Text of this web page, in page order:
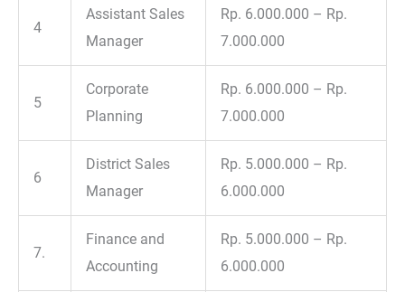
4
Assistant Sales
Manager
Rp. 6.000.000 – Rp.
7.000.000
5
Corporate
Planning
Rp. 6.000.000 – Rp.
7.000.000
6
District Sales
Manager
Rp. 5.000.000 – Rp.
6.000.000
7.
Finance and
Accounting
Rp. 5.000.000 – Rp.
6.000.000